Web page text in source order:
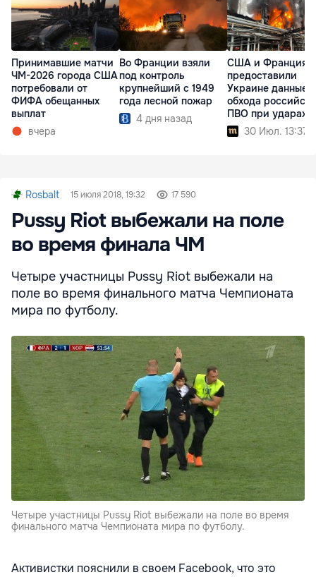
Принимавшие матчи
ЧМ-2026 города США
потребовали от
ФИФА обещанных
выплат
вчера
Во Франции взяли
под контроль
крупнейший с 1949
года лесной пожар
4 дня назад
США и Франция
предоставили
Украине данные
обхода
ПВО при ударах
НПЗ30 Июл. 13:37
Rosbalt 15 июля 2018, 19:32 17 590
Pussy Riot выбежали на поле
во время финала ЧМ
Четыре участницы Pussy Riot выбежали на
поле во время финального матча Чемпионата
мира по футболу.
Четыре участницы Pussy Riot выбежали на поле во время
финального матча Чемпионата мира по футболу.
Активистки пояснили в своем Facebook, что это